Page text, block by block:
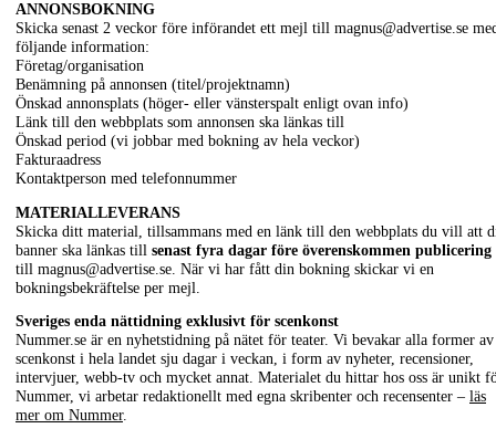
ANNONSBOKNING
Skicka senast 2 veckor före införandet ett mejl till magnus@advertise.se
följande information:
Företag/organisation
Benämning på annonsen (titel/projektnamn)
Önskad annonsplats (höger- eller vänsterspalt enligt ovan info)
Länk till den webbplats som annonsen ska länkas till
Önskad period (vi jobbar med bokning av hela veckor)
Fakturaadress
Kontaktperson med telefonnummer
MATERIALLEVERANS
Skicka ditt material, tillsammans med en länk till den webbplats du vill att
banner ska länkas till senast fyra dagar före överenskommen publicering
till magnus@advertise.se . När vi har fått din bokning skickar vi en
bokningsbekräftelse per mejl.
Sveriges enda nättidning exklusivt för scenkonst
Nummer.se är en nyhetstidning på nätet för teater. Vi bevakar alla former av
scenkonst i hela landet sju dagar i veckan, i form av nyheter, recensioner,
intervjuer, webb-tv och mycket annat. Materialet du hittar hos oss är unikt
Nummer, vi arbetar redaktionellt med egna skribenter och recensenter – läs
mer om Nummer.